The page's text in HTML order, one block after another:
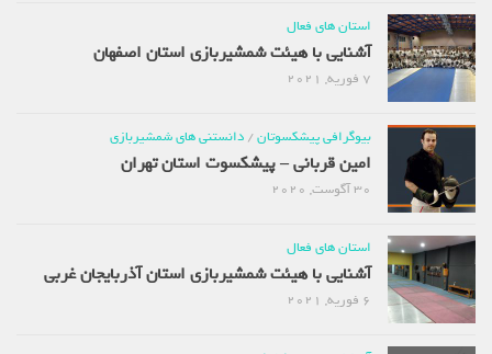
استان های فعال
آشنایی با هیئت شمشیربازی استان اصفهان
7 فوریه, 2021
بیوگرافی پیشکسوتان/ دانستنی های شمشیربازی
امین قربانی – پیشکسوت استان تهران
30 آگوست, 2020
استان های فعال
آشنایی با هیئت شمشیربازی استان آذربایجان غربی
6 فوریه, 2021